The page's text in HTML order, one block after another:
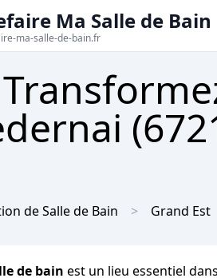
Ma Salle de Bain
ma-salle-de-bain.fr
de Salle de Bain Grand Est
de bain est un lieu essentiel